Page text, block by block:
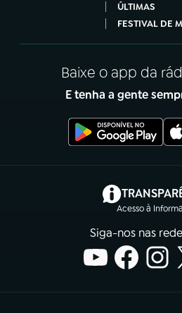
ÚLTIMAS
FESTIVAL DE
Baixe o app da
E tenha a gente
Acesso à
Siga-nos nas